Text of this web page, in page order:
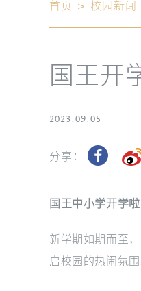
首页 > 校园新闻
国王开
2023.09.05
分享：
国王中小学开学啦
新学期如期而至
启校园的热闹氛围